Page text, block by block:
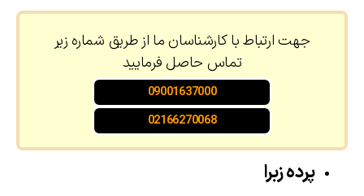
جهت ارتباط با کارشناسان ما از طریق شماره زیر
تماس حاصل فرمایید
09001637000
02166270068
پرده زبرا